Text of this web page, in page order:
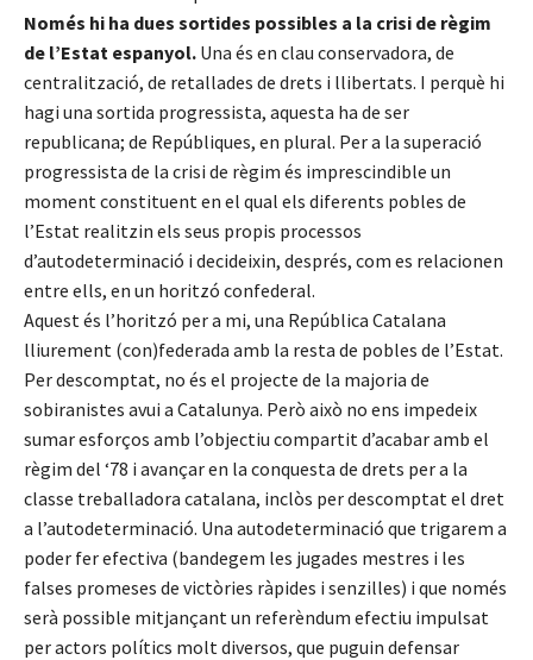
Només hi ha dues sortides possibles a la crisi de règim
de l’Estat espanyol. Una és en clau conservadora, de
centralització, de retallades de drets i llibertats. I perquè hi
hagi una sortida progressista, aquesta ha de ser
republicana; de Repúbliques, en plural. Per a la superació
progressista de la crisi de règim és imprescindible un
moment constituent en el qual els diferents pobles de
l’Estat realitzin els seus propis processos
d’autodeterminació i decideixin, després, com es relacionen
entre ells, en un horitzó confederal.
Aquest és l’horitzó per a mi, una República Catalana
lliurement (con)federada amb la resta de pobles de l’Estat.
Per descomptat, no és el projecte de la majoria de
sobiranistes avui a Catalunya. Però això no ens impedeix
sumar esforços amb l’objectiu compartit d’acabar amb el
règim del ‘78 i avançar en la conquesta de drets per a la
classe treballadora catalana, inclòs per descomptat el dret
a l’autodeterminació. Una autodeterminació que trigarem a
poder fer efectiva (bandegem les jugades mestres i les
falses promeses de victòries ràpides i senzilles) i que només
serà possible mitjançant un referèndum efectiu impulsat
per actors polítics molt diversos, que puguin defensar